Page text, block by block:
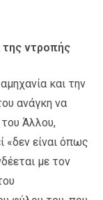
ντροπής
και την
ανάγκη να
του Άλλου,
«δεν είναι όπως
με τον